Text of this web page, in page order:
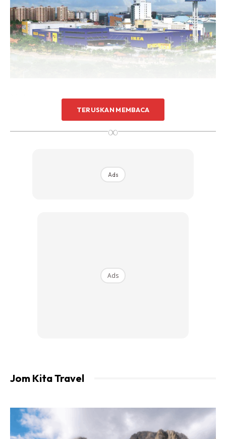
“Kasih sayang rakyat Malaysia terhadap rumah dan
keluarga mereka sangat bertepatan dengan visi IKEA, dan
pesat ketika ramai masih terus menyesuaikan diri dengan
TERUSKAN MEMBACA
∞
Ads
Ads
Jom Kita Travel